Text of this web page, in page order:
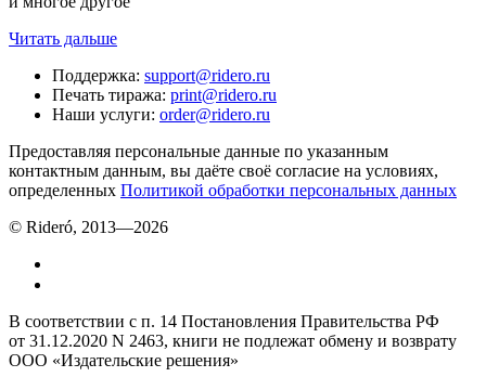
Читать дальше
Поддержка: support@ridero.ru
Печать тиража: print@ridero.ru
Наши услуги: order@ridero.ru
Предоставляя персональные данные по указанным
контактным данным, вы даёте своё согласие на условиях,
определенных Политикой обработки персональных данных
© Rideró, 2013—2026
В соответствии с п. 14 Постановления Правительства РФ
от 31.12.2020 N 2463, книги не подлежат обмену и возврату
ООО «Издательские решения»